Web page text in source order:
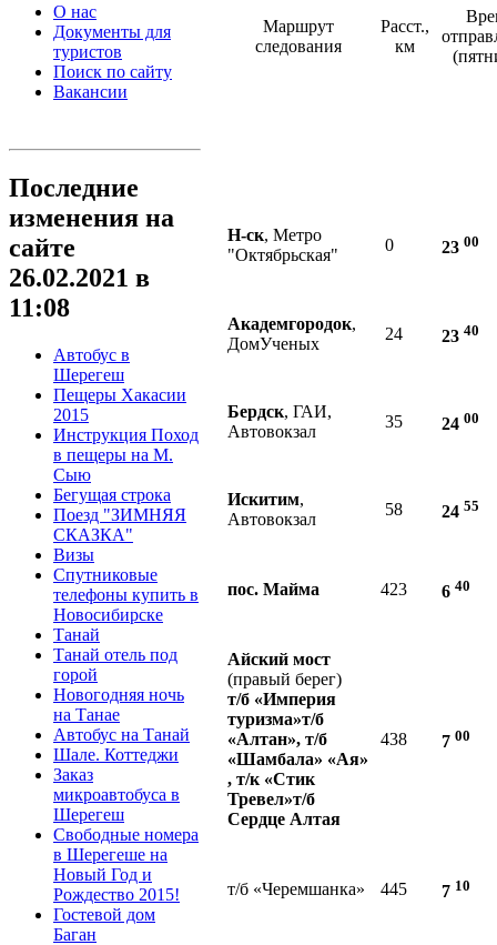
О нас
Документы для
туристов
Поиск по сайту
Вакансии
Последние
изменения на
сайте
26.02.2021 в
11:08
Автобус в
Шерегеш
Пещеры Хакасии
2015
Инструкция Поход
в пещеры на М.
Сыю
Бегущая строка
Поезд "ЗИМНЯЯ
СКАЗКА"
Визы
Спутниковые
телефоны купить в
Новосибирске
Танай
Танай отель под
горой
Новогодняя ночь
на Танае
Автобус на Танай
Шале. Коттеджи
Заказ
микроавтобуса в
Шерегеш
Свободные номера
в Шерегеше на
Новый Год и
Рождество 2015!
Гостевой дом
Баган
Маршрут
следования
Расст.,
км
Н-ск, Метро
"Октябрьская"
0 23 00
Академгородок,
ДомУченых
24 23 40
Бердск, ГАИ,
Автовокзал
35 24 00
Искитим,
Автовокзал
58 24 55
пос. Майма 423 6 40
Айский мост
(правый берег)
т/б «Империя
туризма»т/б
«Алтан», т/б
«Шамбала» «Ая»
, т/к «Стик
Тревел»т/б
Сердце Алтая
438 7 00
т/б «Черемшанка» 445 7 10